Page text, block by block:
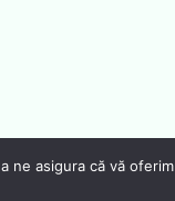
ne asigura că vă